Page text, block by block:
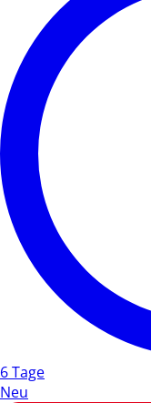
6 Tage
Neu